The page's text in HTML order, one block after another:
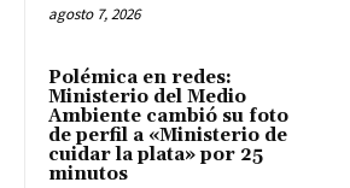
agosto 7, 2026
Polémica en redes:
Ministerio del Medio
Ambiente cambió su foto
de perfil a «Ministerio de
cuidar la plata» por 25
minutos